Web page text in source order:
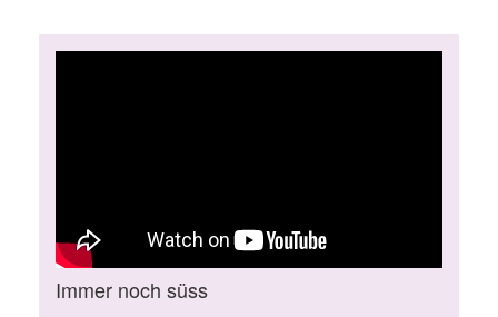
Immer noch süss